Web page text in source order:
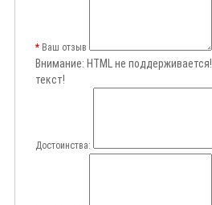
Ваш отзыв
Внимание: HTML не
текст!
Достоинства: